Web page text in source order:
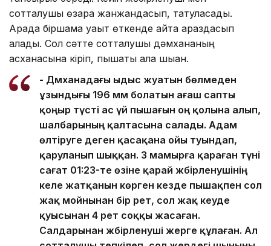
сотталушы өзара жанжандасып, татуласады.
Арада біршама уақыт өткенде қайта араздасып
қалады. Сол сәтте сотталушы дәмхананың
асханасына кіріп, пышақты ала шыққан.
- Дәмханадағы ыдыс жуатын бөлмеден
ұзындығы 196 мм болатын ағаш сапты
қоңыр түсті ас үй пышағын оң қолына алып,
шалбарының қалтасына салады. Адам
өлтіруге деген қасақана ойы туындап,
қаруланып шыққан. 3 мамырға қараған түні
сағат 01:23-те өзіне қарай жәбірленушінің
келе жатқанын көрген кезде пышақпен сол
жақ мойнынан бір рет, сол жақ кеуде
қуысынан 4 рет соққы жасаған.
Салдарынан жәбірленуші жерге құлаған. Ал